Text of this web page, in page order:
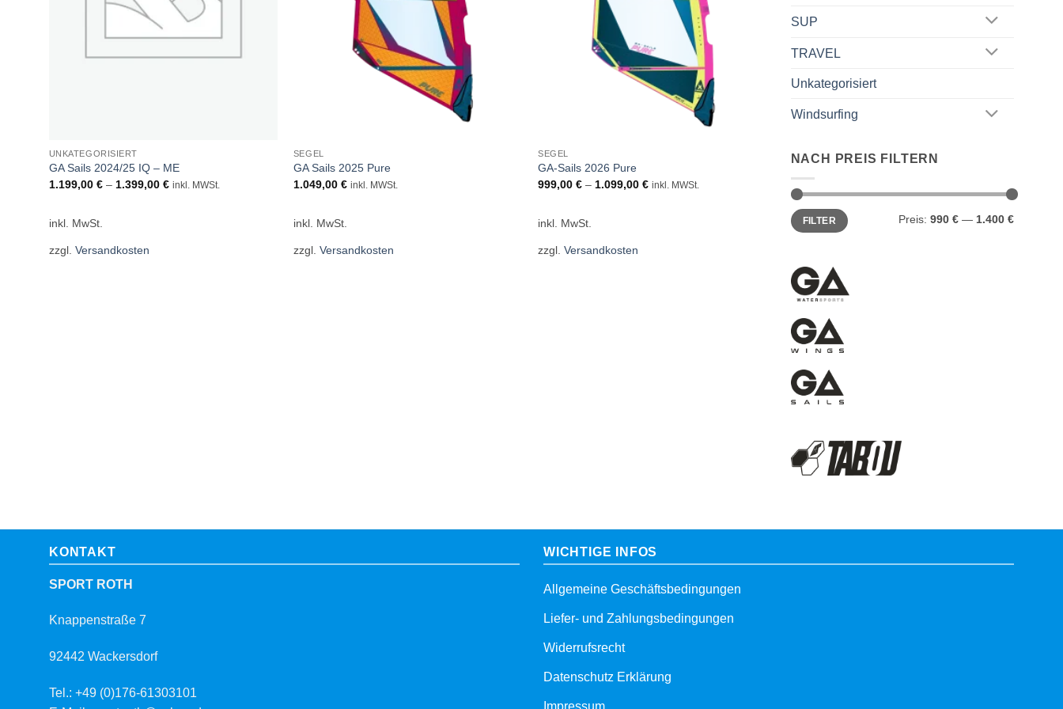
UNKATEGORISIERT
GA Sails 2024/25 IQ – ME
1.199,00 €– 1.399,00 € inkl. MWSt.
inkl. MwSt.
zzgl. Versandkosten
SEGEL
GA Sails 2025 Pure
1.049,00 € inkl. MWSt.
inkl. MwSt.
zzgl. Versandkosten
SEGEL
GA-Sails 2026 Pure
999,00€ – 1.099,00€ inkl. MWSt.
inkl. MwSt.
zzgl.Versandkosten
SUP
TRAVEL
Unkategorisiert
Windsurfing
NACH PREIS FILTERN
Min.
Preis
Max.
PreisFILTER Preis: 990 € — 1.400 €
KONTAKT
SPORT ROTH
Knappenstraße 7
92442 Wackersdorf
Tel.: +49 (0)176-61303101
WICHTIGE INFOS
Allgemeine Geschäftsbedingungen
Liefer- und Zahlungsbedingungen
Widerrufsrecht
Datenschutz Erklärung
Impressum